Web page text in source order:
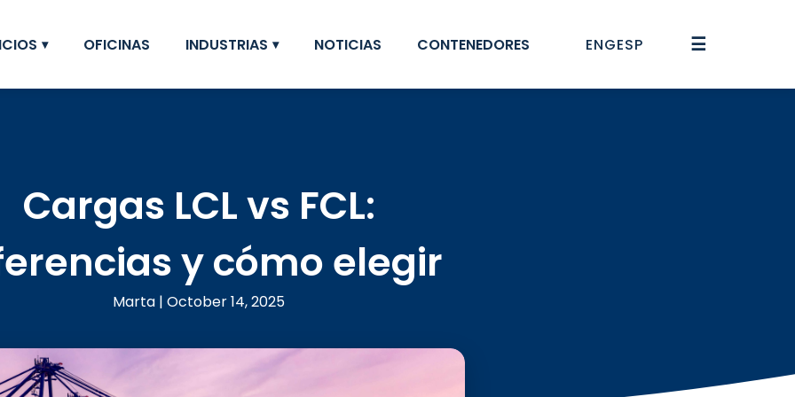
OFICINAS INDUSTRIAS NOTICIAS CONTENEDORES ENGESP ☰
Cargas LCL vs FCL:
y cómo elegir
Marta | October 14, 2025